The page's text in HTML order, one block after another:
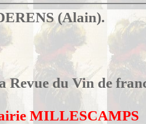
(Alain).
Revue du Vin de
MILLESCAMPS